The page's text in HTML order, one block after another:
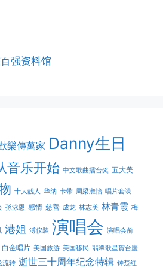
强资料馆
樂傳萬家 Danny生日
音乐开始 中文歌曲擂台奖 五大美
十大靓人 华纳 卡带 周梁淑怡 唱片套装
孫泳恩 感情 慈善 成龙 林志美 林青霞 梅
港姐 溥仪装 演唱会 演唱会前
白金唱片 美国旅游 美国移民 翡翠歌星賀台慶
流转 逝世三十周年纪念特辑 钟楚红